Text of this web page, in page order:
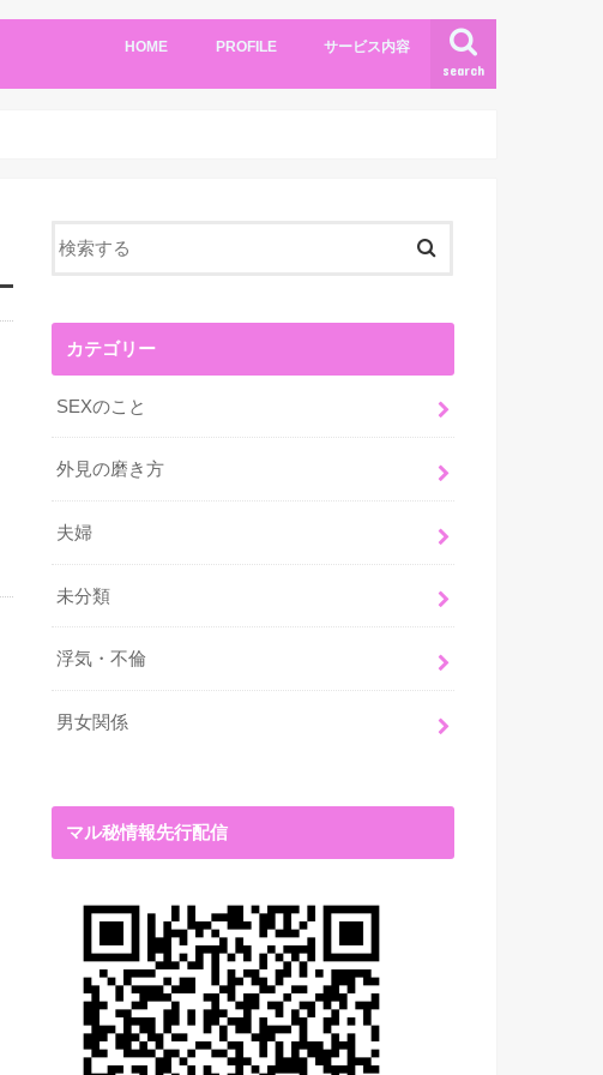
search
HOME PROFILE サービス内容
カテゴリー
SEXのこと
外見の磨き方
夫婦
未分類
浮気・不倫
男女関係
マル秘情報先行配信